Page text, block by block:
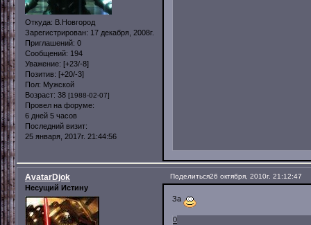
Откуда: В.Новгород
Зарегистрирован: 17 декабря, 2008г.
Приглашений: 0
Сообщений: 194
Уважение: [+23/-8]
Позитив: [+20/-3]
Пол: Мужской
Возраст: 38 [1988-02-07]
Провел на форуме:
6 дней 5 часов
Последний визит:
25 января, 2017г. 21:44:56
Поделиться26 октября, 2010г. 21:12:47
AvatarDjok
Несущий Истину
За
0